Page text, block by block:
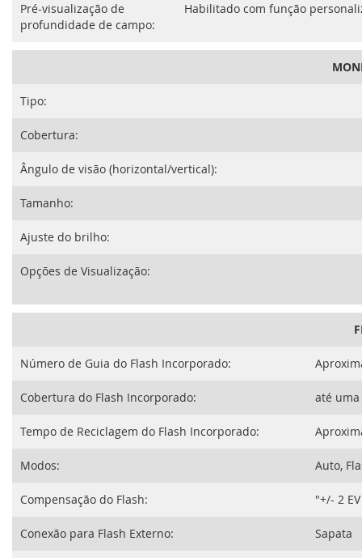
Pré-visualização de
profundidade de campo:
Habilitado com função
Tipo:
Cobertura:
Ângulo de visão (horizontal/vertical):
Tamanho:
Ajuste do brilho:
Opções de Visualização:
Número de Guia do Flash Incorporado:
Cobertura do Flash Incorporado: até
Tempo de Reciclagem do Flash Incorporado:
Modos: Auto,
Compensação do Flash: "+/- 2
Conexão para Flash Externo: Sapata